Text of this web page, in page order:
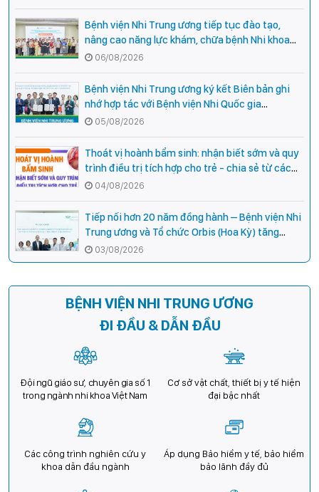
Bệnh viện Nhi Trung ương tiếp tục đào tạo,
nâng cao năng lực khám, chữa bệnh Nhi khoa
cho cán bộ y tế tại các tỉnh miền núi phía Bắc
06/08/2026
Bệnh viện Nhi Trung ương ký kết Biên bản ghi
nhớ hợp tác với Bệnh viện Nhi Quốc gia
Campuchia
05/08/2026
Thoát vị hoành bẩm sinh: nhận biết sớm và quy
trình điều trị tích hợp cho trẻ - chia sẻ từ các
chuyên gia hàng đầu của Bệnh Viện Nhi Trung
04/08/2026
Tiếp nối hơn 20 năm đồng hành – Bệnh viện Nhi
Trung ương và Tổ chức Orbis (Hoa Kỳ) tăng
cường hợp tác, mở rộng cơ hội bảo vệ thị lực
cho trẻ em Việt Nam
03/08/2026
BỆNH VIỆN NHI TRUNG ƯƠNG
ĐI ĐẦU & DẪN ĐẦU
Đội ngũ giáo sư, chuyên gia số 1
trong ngành nhi khoa Việt Nam
Cơ sở vật chất, thiết bị y tế hiện
đại bậc nhất
Các công trình nghiên cứu y
khoa dẫn đầu ngành
Áp dụng Bảo hiểm y tế, bảo hiểm
bảo lãnh đầy đủ